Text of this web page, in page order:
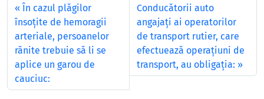
În cazul plăgilor
însoţite de hemoragii
arteriale, persoanelor
rănite trebuie să li se
aplice un garou de
cauciuc:
Conducătorii auto
angajaţi ai operatorilor
de transport rutier, care
efectuează operaţiuni de
transport, au obligaţia: